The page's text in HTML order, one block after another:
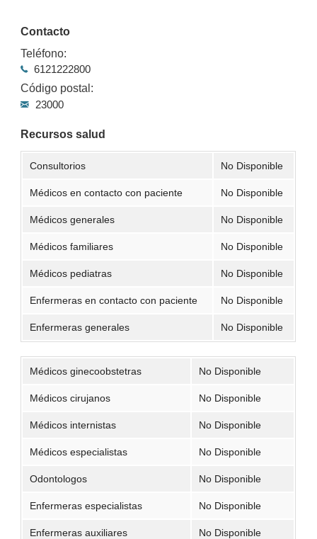
Contacto
Teléfono:
6121222800
Código postal:
23000
Recursos salud
Consultorios No Disponible
Médicos en contacto con paciente No Disponible
Médicos generales No Disponible
Médicos familiares No Disponible
Médicos pediatras No Disponible
Enfermeras en contacto con paciente No Disponible
Enfermeras generales No Disponible
Médicos ginecoobstetras No Disponible
Médicos cirujanos No Disponible
Médicos internistas No Disponible
Médicos especialistas No Disponible
Odontologos No Disponible
Enfermeras especialistas No Disponible
Enfermeras auxiliares No Disponible